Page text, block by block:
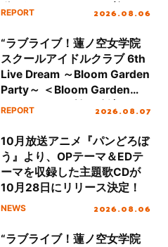
動を経てファイナルを迎える
REPORT 2026.08.06
“ラブライブ！蓮ノ空女学院
スクールアイドルクラブ 6th
Live Dream ～Bloom Garden
Party～ ＜Bloom Garden
Party Stage／埼玉公演＞”
REPORT 2026.08.07
10月放送アニメ『パンどろぼ
う』より、OPテーマ＆EDテ
ーマを収録した主題歌CDが
10月28日にリリース決定！
NEWS 2026.08.06
“ラブライブ！蓮ノ空女学院